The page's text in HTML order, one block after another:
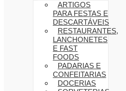
ARTIGOS
PARA FESTAS E
DESCARTÁVEIS
RESTAURANTES,
LANCHONETES
E FAST
FOODS
PADARIAS E
CONFEITARIAS
DOCERIAS